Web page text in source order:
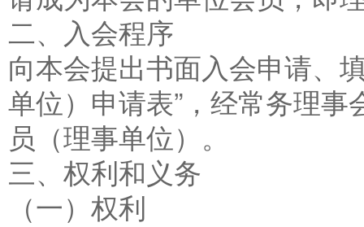
二、入会程序
向本会提出书面入会申请、
单位）申请表”，经常务理
员（理事单位）。
三、权利和义务
（一）权利